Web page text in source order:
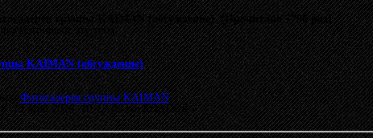
группы KAIMAN (обсуждение) (Прочитано 7796 раз)
эту тему.
KAIMAN (обсуждение)
Фотогалерея группы KAIMAN.
13 Май 2026, 10:13:00 от KONDOR»